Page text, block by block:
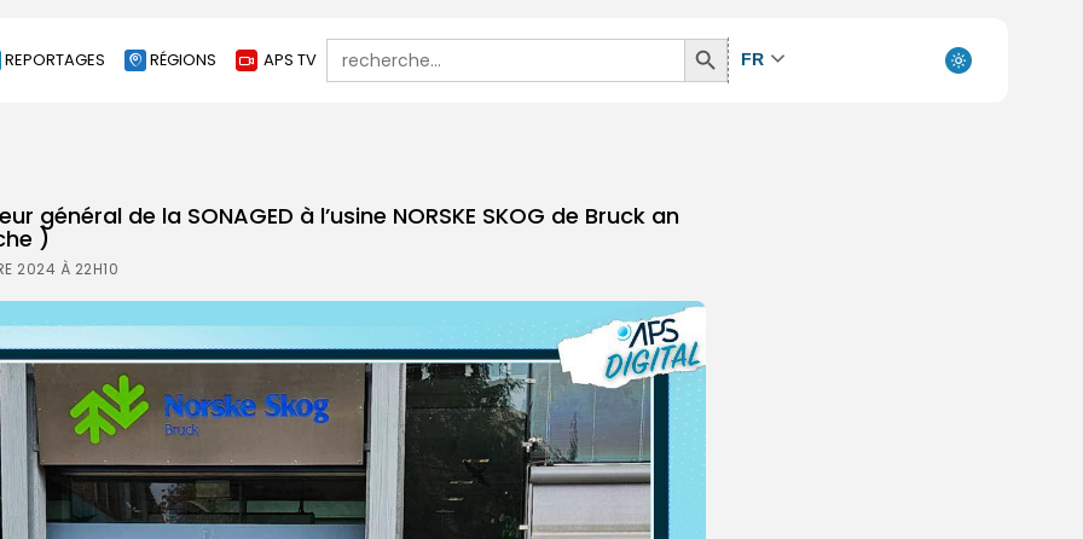
REPORTAGES RÉGIONS APS TV
Search
for:
Search
Button
FR
général de la SONAGED à l’usine NORSKE SKOG de Bruck an
)
2024 À 22H10